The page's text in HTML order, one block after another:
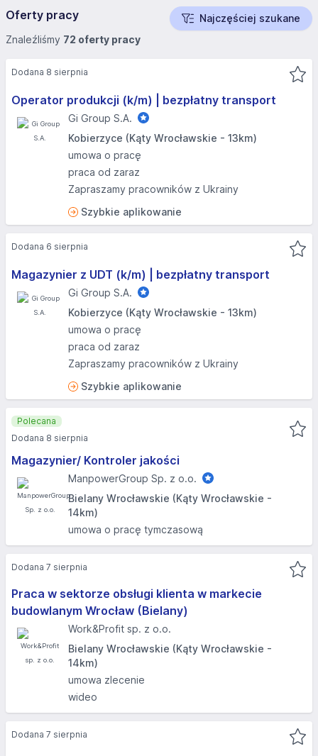
Oferty pracy
Najczęściej szukane
Znaleźliśmy 72 oferty pracy
Operator produkcji (k/m) | bezpłatny transport
Gi Group S.A.
Kobierzyce (Kąty Wrocławskie - 13km)
umowa o pracę
praca od zaraz
Zapraszamy pracowników z Ukrainy
Szybkie aplikowanie
Dodana 8 sierpnia
Magazynier z UDT (k/m) | bezpłatny transport
Gi Group S.A.
Kobierzyce (Kąty Wrocławskie - 13km)
umowa o pracę
praca od zaraz
Zapraszamy pracowników z Ukrainy
Szybkie aplikowanie
Dodana 6 sierpnia
Magazynier/ Kontroler jakości
ManpowerGroup Sp. z o.o.
Bielany Wrocławskie (Kąty Wrocławskie -
14km)
umowa o pracę tymczasową
Polecana
Dodana 8 sierpnia
Praca w sektorze obsługi klienta w markecie
budowlanym Wrocław (Bielany)
Work&Profit sp. z o.o.
Bielany Wrocławskie (Kąty Wrocławskie -
14km)
umowa zlecenie
wideo
Dodana 7 sierpnia
Dodana 7 sierpnia